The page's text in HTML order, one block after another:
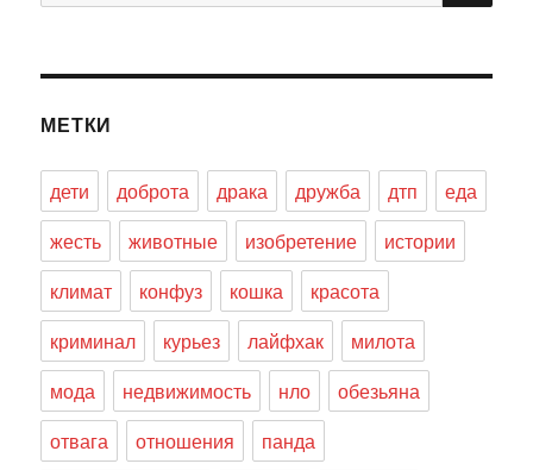
МЕТКИ
дети доброта драка дружба дтп
еда
жесть
животные изобретение
истории
климат
конфуз кошка
красота
криминал
курьез лайфхак
милота
мода
недвижимость нло
обезьяна
отвага
отношения
панда